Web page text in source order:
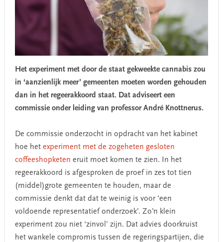
Het experiment met door de staat gekweekte cannabis zou
in ‘aanzienlijk meer’ gemeenten moeten worden gehouden
dan in het regeerakkoord staat. Dat adviseert een
commissie onder leiding van professor André Knottnerus.
De commissie onderzocht in opdracht van het kabinet
hoe het experiment met de zogeheten gesloten
coffeeshopketen eruit moet komen te zien. In het
regeerakkoord is afgesproken de proef in zes tot tien
(middel)grote gemeenten te houden, maar de
commissie denkt dat dat te weinig is voor ‘een
voldoende representatief onderzoek’. Zo’n klein
experiment zou niet ‘zinvol’ zijn. Dat advies doorkruist
het wankele compromis tussen de regeringspartijen, die